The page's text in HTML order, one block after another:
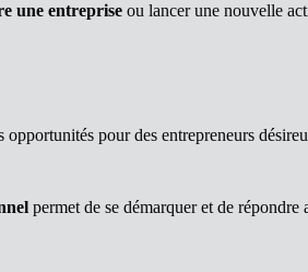
une entreprise ou lancer une nouvelle
pour des entrepreneurs
permet de se démarquer et de répondre